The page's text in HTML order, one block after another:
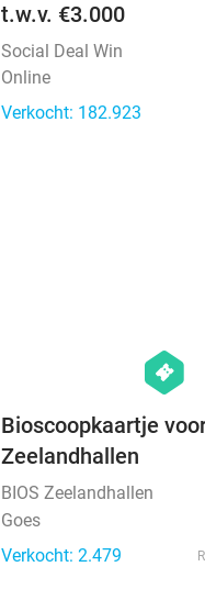
t.w.v. €3.000
Social Deal Win
Online
Verkocht: 182.923
hexagon
events
Bioscoopkaartje
Zeelandhallen
BIOS Zeelandhallen
Goes
Verkocht: 2.479